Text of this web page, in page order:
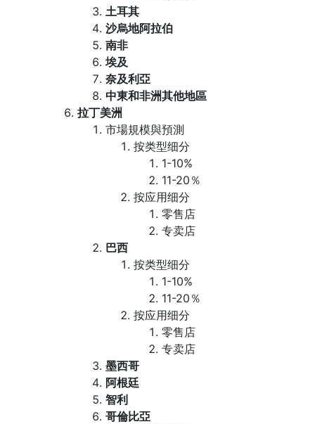
土耳其
沙烏地阿拉伯
南非
埃及
奈及利亞
中東和非洲其他地區
拉丁美洲
市場規模與預測
按类型细分
1-10%
11-20％
按应用细分
零售店
专卖店
巴西
按类型细分
1-10%
11-20％
按应用细分
零售店
专卖店
墨西哥
阿根廷
智利
哥倫比亞